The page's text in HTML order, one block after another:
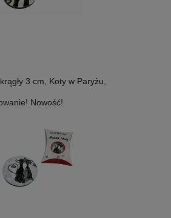
3 cm, Koty w Paryżu,
Nowość!